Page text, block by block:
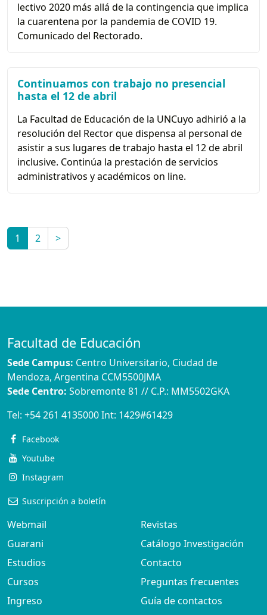
lectivo 2020 más allá de la contingencia que implica
la cuarentena por la pandemia de COVID 19.
Comunicado del Rectorado.
Continuamos con trabajo no presencial
hasta el 12 de abril
La Facultad de Educación de la UNCuyo adhirió a la
resolución del Rector que dispensa al personal de
asistir a sus lugares de trabajo hasta el 12 de abril
inclusive. Continúa la prestación de servicios
administrativos y académicos on line.
1 2 >
Facultad de Educación
Sede Campus: Centro Universitario, Ciudad de
Mendoza, Argentina CCM5500JMA
Sede Centro: Sobremonte 81 // C.P.: MM5502GKA
Tel: +54 261 4135000Int: 1429#61429
Facebook
Youtube
Instagram
Suscripción a boletín
Webmail
Guarani
Estudios
Cursos
Ingreso
Revistas
Catálogo Investigación
Contacto
Preguntas frecuentes
Guía de contactos